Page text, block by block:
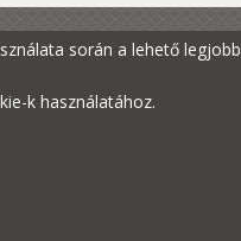
során a lehető legjobb
k használatához.